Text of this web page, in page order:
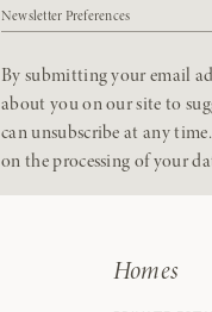
Newsletter Preferences
By submitting your email
about you on our site to
can unsubscribe at any time.
on the processing of your
Homes